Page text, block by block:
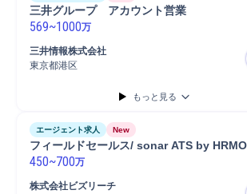
三井グループ　アカウント営業
569~1000万
三井情報株式会社
東京都港区
もっと見る
エージェント求人 New
フィールドセールス/ sonar ATS by
450~700万
株式会社ビズリーチ